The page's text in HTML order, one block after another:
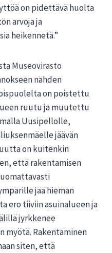
on pidettävä huolta
arvoja ja
heikennetä.”
Museovirasto
nähden
on poistettu
ruutu ja muutettu
Uusipellolle,
jäävän
on kuitenkin
että rakentamisen
jää hieman
ero tiiviin asuinalueen ja
jyrkkenee
myötä. Rakentaminen
siten, että